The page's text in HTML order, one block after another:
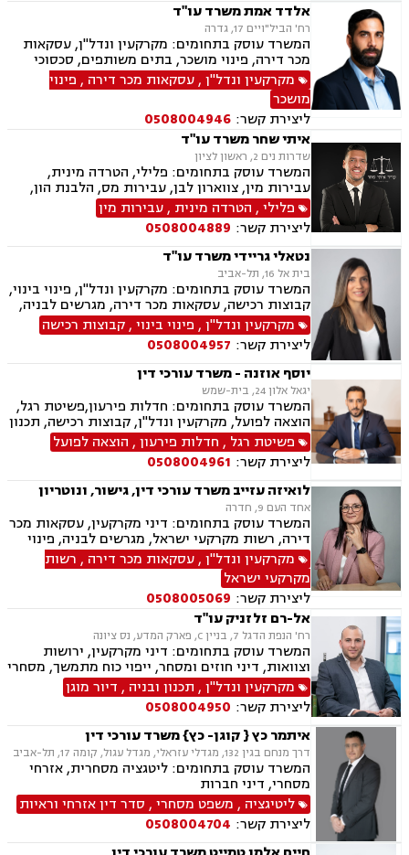
אלדד אמת משרד עו"ד
רח' הביל"ויים 17, גדרה
המשרד עוסק בתחומים: מקרקעין ונדל"ן, עסקאות
מכר דירה, פינוי מושכר, בתים משותפים, סכסוכי
שכנים, ירושות וצוואות, אזרחי מסחרי, הוצאה לפועל,
גביית חובות
מקרקעין ונדל"ן,עסקאות מכר דירה , פינוי
מושכר
ליצירת קשר: 0508004946
איתי שחר משרד עו"ד
שדרות נים 2, ראשון לציון
המשרד עוסק בתחומים: פלילי, הטרדה מינית,
עבירות מין, צווארון לבן, עבירות מס, הלבנת הון,
רישוי נשק ייצוג קטינים, אלימות במשפחה, עבירות
סמים, וועדת שיחרורים, עבירות סייבר וכו', דיני
מקרקעין ונדל"ן, תכנון ובניה, דיור מוגן, אגודות
שיתופיות ליקויי בנייה, מושבים וקיבוצים, פינוי
בינוי, קבוצות רכישה עסקאות מכר דירה, פינוי
מושכר הפקעת קרקעות, מגרשים לבניה, דיירות
מוגנת, נחלות ומשקים במושבים, רשות מקרקעי
ישראל, צווי הריסה, רישום קבלנים, בתים משותפים,
נדל"ן ביהודה ושומרון,
פלילי, הטרדה מינית ,עבירות מין
ליצירת קשר: 0508004889
נטאלי גריידי משרד עו"ד
בית אל 16, תל-אביב
המשרד עוסק בתחומים: מקרקעין ונדל"ן, פינוי בינוי,
קבוצות רכישה, עסקאות מכר דירה, מגרשים לבניה,
רשות מקרקעי ישראל, בתים משותפים, נדל"ן
ביהודה ושומרון, מיסוי נדל"ן, היטל השבחה, מיסוי
עירוני, ירושות וצוואות, ייפוי כוח מתמשך
מקרקעין ונדל"ן, פינוי בינוי,קבוצות רכישה
ליצירת קשר: 0508004957
יוסף אוזנה - משרד עורכי דין
יגאל אלון 24, בית-שמש
המשרד עוסק בתחומים: חדלות פירעון,פשיטת רגל,
הוצאה לפועל, מקרקעין ונדל"ן, קבוצות רכישה, תכנון
ובניה, עסקאות מכר דירה, רישום קבלנים, פינוי
מושכר, מגרשים לבניה, דיירות מוגונת, נחלות
ומשקים במושבים, רשות מקרקעי ישראל, צווי
הריסה, בתים משותפים, נדל"ן ביהודה ושומרון
פשיטת רגל , חדלות פירעון, הוצאה לפועל
ליצירת קשר: 0508004961
לואיזה עזייב משרד עורכי דין, גישור, ונוטריון
אחד העם 9, חדרה
המשרד עוסק בתחומים: דיני מקרקעין, עסקאות מכר
דירה, רשות מקרקעי ישראל, מגרשים לבניה, פינוי
מושכר, בתים משותפים, אפוטרופסות, ידועים
בציבור, הסכמי ממון, ייפוי כוח מתמשך, ירושות
וצוואות
מקרקעין ונדל"ן,עסקאות מכר דירה , רשות
מקרקעי ישראל
ליצירת קשר: 0508005069
אל-רם זלזניק עו"ד
רח' הנפת הדגל 7, בניין C, פארק המדע, נס ציונה
המשרד עוסק בתחומים: דיני מקרקעין, ירושות
וצוואות, דיני חוזים ומסחר, ייפוי כוח מתמשך, מסחרי
אזרחימקרקעין ונדל"ן, תכנון ובניה , דיור מוגן
ליצירת קשר: 0508004950
איתמר כץ { קוגן- כץ} משרד עורכי דין
דרך מנחם בגין 132, מגדלי עזראלי, מגדל עגול, קומה 17, תל-אביב
המשרד עוסק בתחומים: ליטגציה מסחרית, אזרחי
מסחרי, דיני חברות
ליטיגציה , משפט מסחרי, סדר דין אזרחי וראיות
ליצירת קשר: 0508004704